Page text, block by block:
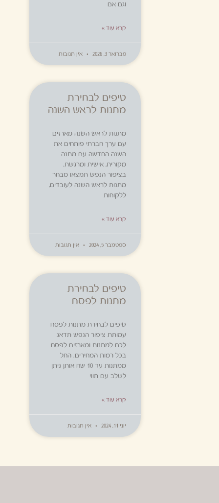
וגם אם
קרא עוד »
פברואר 3, 2026 אין תגובות
טיפים לבחירת
מתנות לראש השנה
מתנות לראש השנה מארזים
עם ערך חברתי פותחים את
השנה החדשה עם מתנה
מקורית, אישית ומרגשת.
בציפור הנפש תמצאו מבחר
מתנות לראש השנה לעובדים,
ללקוחות
קרא עוד »
ספטמבר 5, 2024 אין תגובות
טיפים לבחירת
מתנות לפסח
טיפים לבחירת מתנות לפסח
עמותת ציפור הנפש תדאג
לכם למתנות ומארזים לפסח
בכל רמות המחירים. החל
ממתנות עד 10 שח אותן ניתן
לשלב עם תווי
קרא עוד »
יוני 11, 2024 אין תגובות